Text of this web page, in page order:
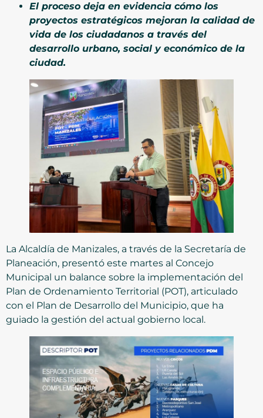
El proceso deja en evidencia cómo los
proyectos estratégicos mejoran la calidad de
vida de los ciudadanos a través del
desarrollo urbano, social y económico de la
ciudad.
La Alcaldía de Manizales, a través de la Secretaría de
Planeación, presentó este martes al Concejo
Municipal un balance sobre la implementación del
Plan de Ordenamiento Territorial (POT), articulado
con el Plan de Desarrollo del Municipio, que ha
guiado la gestión del actual gobierno local.